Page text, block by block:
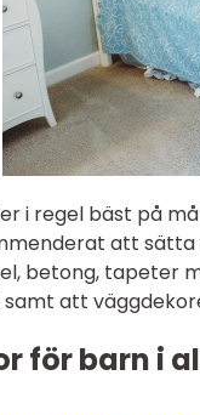
i regel bäst på
att
betong, tapeter
att
för barn i